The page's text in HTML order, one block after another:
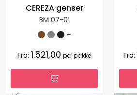
CEREZA genser
BM 07-01
+
Fra: 1.521,00 per pakke Fra: